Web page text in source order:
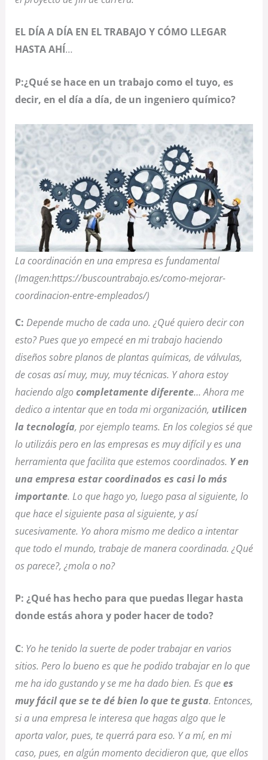
EL DÍA A DÍA EN EL TRABAJO Y CÓMO LLEGAR
HASTA AHÍ…
P:¿Qué se hace en un trabajo como el tuyo, es
decir, en el día a día, de un ingeniero químico?
La coordinación en una empresa es fundamental
(Imagen:https://buscountrabajo.es/como-mejorar-
coordinacion-entre-empleados/)
C: Depende mucho de cada uno. ¿Qué quiero decir con
esto? Pues que yo empecé en mi trabajo haciendo
diseños sobre planos de plantas químicas, de válvulas,
de cosas así muy, muy, muy técnicas. Y ahora estoy
haciendo algocompletamente diferente… Ahora me
dedico a intentar que en toda mi organización, utilicen
la tecnología, por ejemplo teams. En los colegios sé que
lo utilizáis pero en las empresas es muy difícil y es una
herramienta que facilita que estemos coordinados. Y en
una empresa estar coordinados es casi lo más
importante. Lo que hago yo, luego pasa al siguiente, lo
que hace el siguiente pasa al siguiente, y así
sucesivamente. Yo ahora mismo me dedico a intentar
que todo el mundo, trabaje de manera coordinada. ¿Qué
os parece?, ¿mola o no?
P: ¿Qué has hecho para que puedas llegar hasta
donde estás ahora y poder hacer de todo?
C: Yo he tenido la suerte de poder trabajar en varios
sitios. Pero lo bueno es que he podido trabajar en lo que
me ha ido gustando y se me ha dado bien. Es quees
muy fácil que se te dé bien lo que te gusta. Entonces,
si a una empresa le interesa que hagas algo que le
aporta valor, pues, te querrá para eso. Y a mí, en mi
caso, pues, en algún momento decidieron que, que ellos